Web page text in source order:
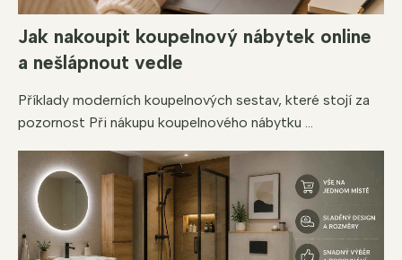
Jak nakoupit koupelnový nábytek online
a nešlápnout vedle
Příklady moderních koupelnových sestav, které stojí za
pozornost Při nákupu koupelnového nábytku ...